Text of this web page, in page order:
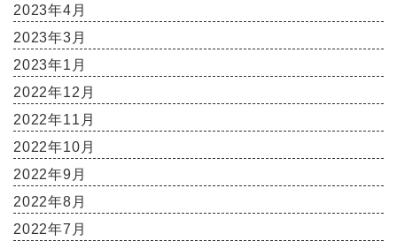
2023年4月
2023年3月
2023年1月
2022年12月
2022年11月
2022年10月
2022年9月
2022年8月
2022年7月